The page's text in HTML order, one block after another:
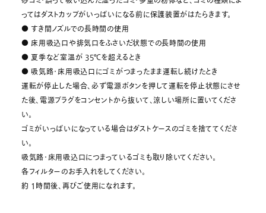
ってはダストカップがいっぱいになる前に保護装置がはたらきます。
● すき間ノズルでの長時間の使用
● 床用吸込口や排気口をふさいだ状態での長時間の使用
● 夏季など室温が 35℃を超えるとき
● 吸気路・床用吸込口にゴミがつまったまま運転し続けたとき
運転が停止した場合、必ず電源ボタンを押して運転を停止状態にさせ
た後、電源プラグをコンセントから抜いて、涼しい場所に置いてくださ
い。
ゴミがいっぱいになっている場合はダストケースのゴミを捨ててくださ
い。
吸気路・床用吸込口につまっているゴミも取り除いてください。
各フィルターのお手入れをしてください。
約 1時間後、再びご使用になれます。